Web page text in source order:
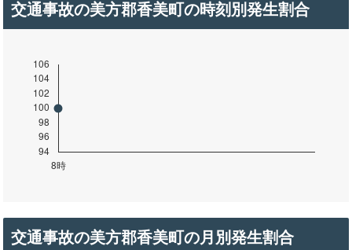
交通事故の美方郡香美町の時刻別発生割合
交通事故の美方郡香美町の月別発生割合